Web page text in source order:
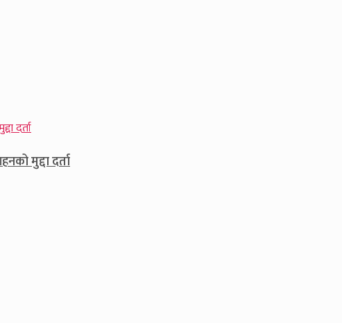
मुद्दा दर्ता